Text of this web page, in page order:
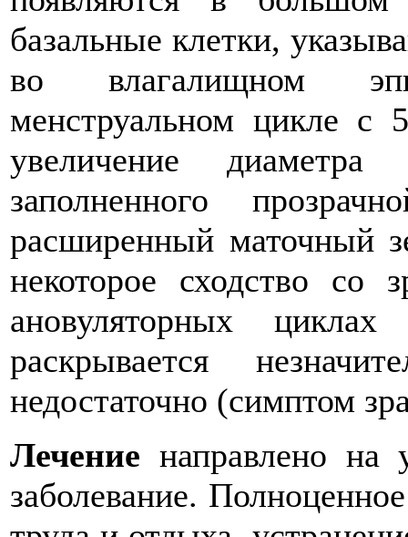
базальные клетки,
во влагалищном
менструальном цикле с
увеличение диаметра
заполненного
расширенный маточный
некоторое сходство со
ановуляторных
раскрывается
недостаточно (симптом
Лечение направлено на
заболевание.